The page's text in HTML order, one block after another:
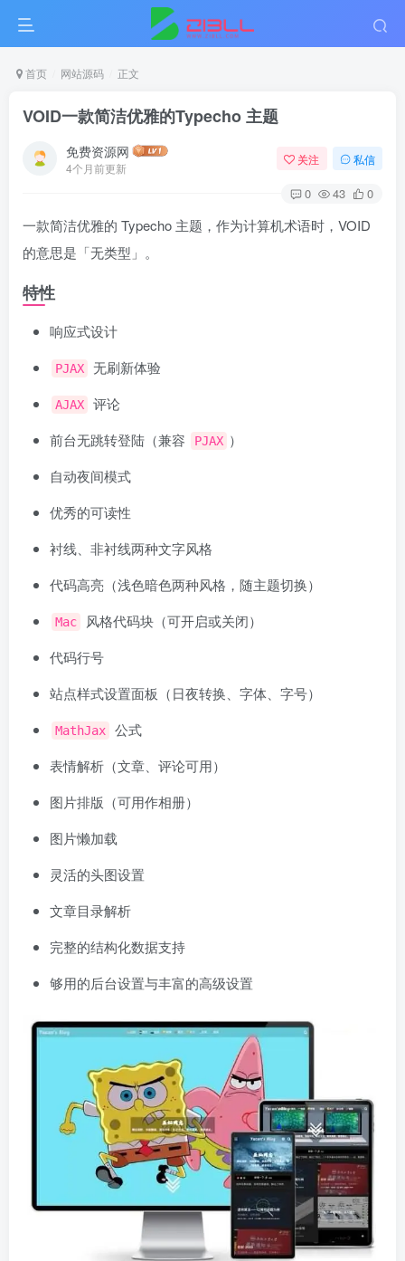
首页 网站源码 正文
VOID一款简洁优雅的Typecho 主题
免费资源网
4个月前更新
关注 私信
0 43 0
一款简洁优雅的 Typecho 主题，作为计算机术语时，VOID
的意思是「无类型」。
特性
响应式设计
PJAX 无刷新体验
AJAX
评论
前台无跳转登陆（兼容
PJAX ）
自动夜间模式
优秀的可读性
衬线、非衬线两种文字风格
代码高亮（浅色暗色两种风格，随主题切换）
Mac
风格代码块（可开启或关闭）
代码行号
站点样式设置面板（日夜转换、字体、字号）
MathJax
公式
表情解析（文章、评论可用）
图片排版（可用作相册）
图片懒加载
灵活的头图设置
文章目录解析
完整的结构化数据支持
够用的后台设置与丰富的高级设置